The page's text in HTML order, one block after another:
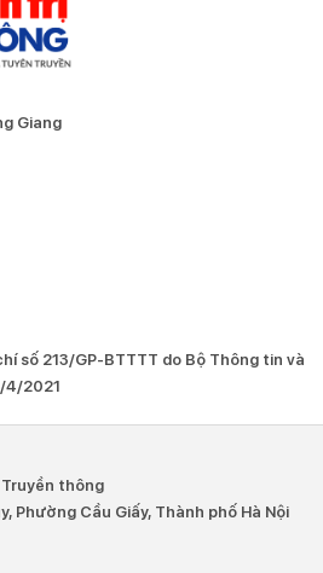
Giang
số 213/GP-BTTTT do Bộ Thông tin và
4/2021
Truyền thông
Phường Cầu Giấy, Thành phố Hà Nội